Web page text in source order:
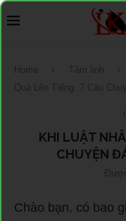
Home Tâm linh
Quả Lên Tiếng: 7 Câu
KHI LUẬT
CHUYỆN
Chào bạn, có bao